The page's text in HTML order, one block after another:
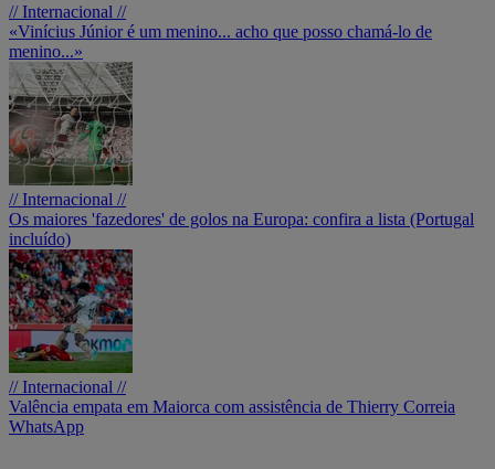
// Internacional //
«Vinícius Júnior é um menino... acho que posso chamá-lo de
menino...»
// Internacional //
Os maiores 'fazedores' de golos na Europa: confira a lista (Portugal
incluído)
// Internacional //
Valência empata em Maiorca com assistência de Thierry Correia
WhatsApp